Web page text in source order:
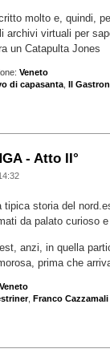
molto e, quindi,
archivi virtuali per
un Catapulta Jones
Veneto
di capasanta, Il
- Atto II°
tipica storia del
da palato curioso
anzi, in quella
prima che
Veneto
, Franco Cazzamali